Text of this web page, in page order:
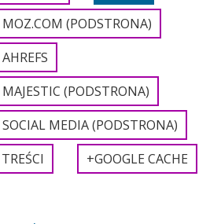
(PODSTRONA)
(PODSTRONA)
MEDIA (PODSTRONA)
+GOOGLE CACHE